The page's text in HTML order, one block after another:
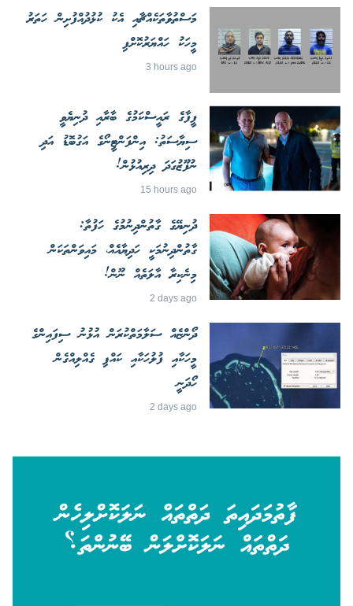
މަސްތުވާތަކެއްޗާއި އެކު ކުޅުދުއްފުށިން ހަތަރު
މީހަކު ހައްޔަރުކޮށްފި
3 hours ago
ފީފާގެ ރައީސްކަމުގެ ބާރާއި ދުނިޔެވީ
ސިޔާސަތު: އިންފަންޓީނޯގެ އަގުބޮޑު އަދި
ނުފޫޒުގަދަ ދިރިއުޅުން!
15 hours ago
ދުނިޔޭގެ ގާތުންދިނުމުގެ ހަފުތާ:
ގާތުންދިނުމަކީ ހަދިޔާއެއް، މައިވަންތަކަން
މިނެކިރާ އާލަތެއް ނޫން!
2 days ago
ދޯންޏެއް ސަލާމަތްކުރަން އުޅުނު ސިފައިންގެ
މީހަކާއި ފުލުހަކާއި ކައްޕި ގެއްލިއްގެން
ހޯދަނީ
2 days ago